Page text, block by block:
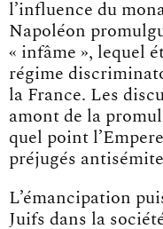
l’influence du
Napoléon
« infâme », lequel
régime
la France. Les
amont de la
quel point
préjugés
L’émancipation
Juifs dans la